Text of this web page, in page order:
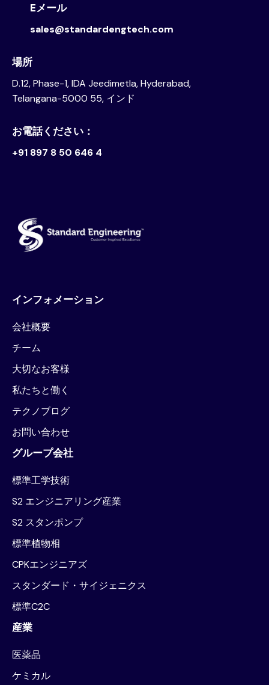
場所
D.12, Phase-1, IDA Jeedimetla, Hyderabad,
Telangana-5000 55, インド
Eメール
sales@standardengtech.com
お電話ください：
+91 897 8 50 646 4
インフォメーション
会社概要
チーム
大切なお客様
私たちと働く
テクノブログ
お問い合わせ
グループ会社
標準工学技術
S2 エンジニアリング産業
S2 スタンポンプ
標準植物相
CPKエンジニアズ
スタンダード・サイジェニクス
標準C2C
産業
医薬品
ケミカル